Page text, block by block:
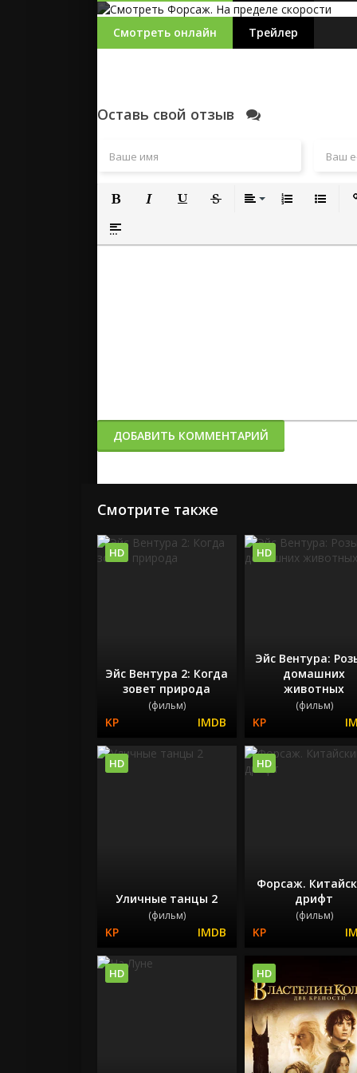
Смотреть онлайн Трейлер
Оставь свой отзыв
Полужирный
Вставка спойлера
ДОБАВИТЬ КОММЕНТАРИЙ
Смотрите также
Эйс Вентура 2: Когда
зовет природа
(фильм)
HD
Эйс Вентура:
домашних
животных
(фильм)
HD
Уличные танцы 2
(фильм)
HD
Форсаж.
дрифт
(фильм)
HD
HD HD